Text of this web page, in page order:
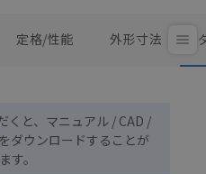
定格/性能 外形寸法
くと、マニュアル / CAD /
ダウンロードすることが
す。